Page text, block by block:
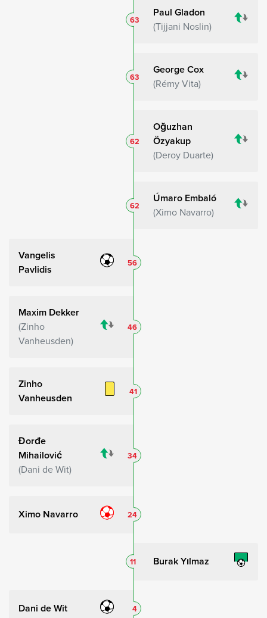
Paul Gladon
Tijjani Noslin
63
George Cox
Rémy Vita
63
Oğuzhan
Özyakup
Deroy Duarte
62
Úmaro Embaló
Ximo Navarro
62
Vangelis
Pavlidis
56
Maxim Dekker
Zinho
Vanheusden
46
Zinho
Vanheusden
41
Đorđe
Mihailović
Dani de Wit
34
Ximo Navarro 24
Burak Yılmaz
11
Dani de Wit 4